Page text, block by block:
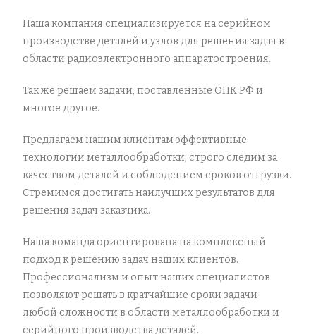
Наша компания специализируется на серийном
производстве деталей и узлов для решения задач в
области радиоэлектронного аппаратостроения.
Так же решаем задачи, поставленные ОПК РФ и
многое другое.
Предлагаем нашим клиентам эффективные
технологии металлообработки, строго следим за
качеством деталей и соблюдением сроков отгрузки.
Стремимся достигать наилучших результатов для
решения задач заказчика.
Наша команда ориентирована на комплексный
подход к решению задач наших клиентов.
Профессионализм и опыт наших специалистов
позволяют решать в кратчайшие сроки задачи
любой сложности в области металлообработки и
серийного производства деталей.